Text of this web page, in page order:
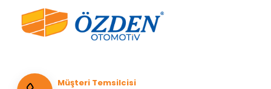
Müşteri Temsilcisi